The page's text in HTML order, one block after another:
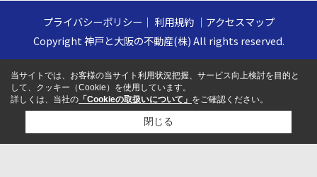
プライバシーポリシー ｜ 利用規約｜ アクセスマップ
Copyright 神戸と大阪の不動産(株) All rights reserved.
当サイトでは、お客様の当サイト利用状況把握、サービス向上検討を目的と
して、クッキー（Cookie）を使用しています。
詳しくは、当社の 「Cookieの取扱いについて」 をご確認ください。
閉じる